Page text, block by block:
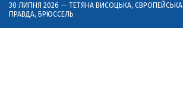
30 ЛИПНЯ 2026 — ТЕТЯНА ВИСОЦЬКА, ЄВРОПЕЙСЬКА
ПРАВДА, БРЮССЕЛЬ